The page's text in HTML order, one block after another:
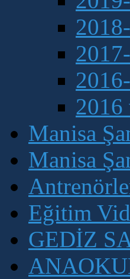
2016
Manisa
Manisa
Eğitim
GEDİZ